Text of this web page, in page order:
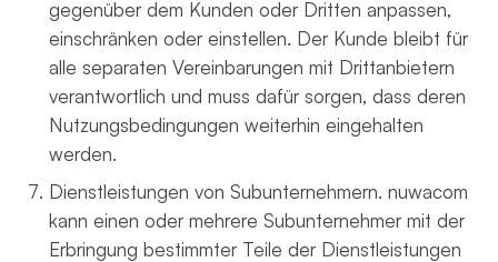
gegenüber dem Kunden oder Dritten anpassen,
einschränken oder einstellen. Der Kunde bleibt für
alle separaten Vereinbarungen mit Drittanbietern
verantwortlich und muss dafür sorgen, dass deren
Nutzungsbedingungen weiterhin eingehalten
werden.
Dienstleistungen von Subunternehmern. nuwacom
kann einen oder mehrere Subunternehmer mit der
Erbringung bestimmter Teile der Dienstleistungen